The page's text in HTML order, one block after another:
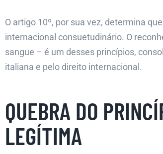
O artigo 10º, por sua vez, determina
internacional consuetudinário. O
sangue – é um desses princípios,
italiana e pelo direito internacional.
QUEBRA DO
LEGÍTIMA